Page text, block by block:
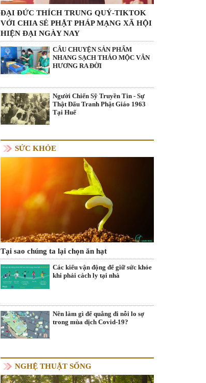
ĐẠI ĐỨC THÍCH TRUNG QUÝ-TIKTOK
VỚI CHIA SẺ PHẬT PHÁP MẠNG XÃ HỘI
HIỆN ĐẠI NGÀY NAY
CÂU CHUYỆN SẢN PHẨM
NHANG SẠCH THẢO MỘC VÂN
HƯƠNG RA ĐỜI
Người Chiến Sỹ Truyền Tin - Sự
Thật Đấu Tranh Phật Giáo 1963
Tại Huế
SỨC KHỎE
Tại sao chúng ta lại chọn ăn hạt
Các kiểu vận động để giữ sức khỏe
khi phải cách ly tại nhà
Nên làm gì để quẳng đi nỗi lo sợ
trong mùa dịch Covid-19?
NGHỆ THUẬT SỐNG